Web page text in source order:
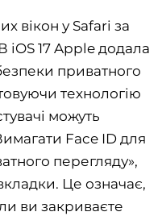
вікон у Safari за
iOS 17 Apple додала
приватного
технологію
можуть
Face ID для
перегляду»,
Це означає,
ви закриваєте